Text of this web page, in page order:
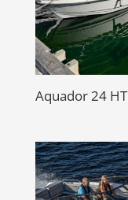
Aquador 24 HT